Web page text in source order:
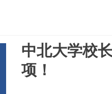
中北大学校
项！